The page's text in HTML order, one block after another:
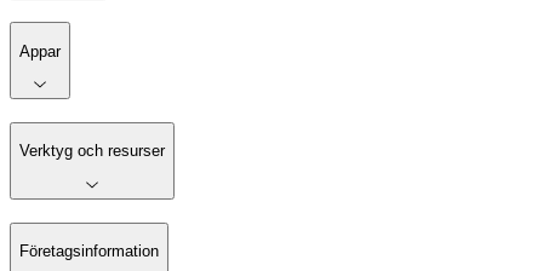
Appar
Verktyg och resurser
Företagsinformation